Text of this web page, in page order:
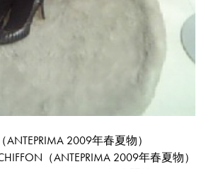
2009年春夏物）
（ANTEPRIMA 2009年春夏物）